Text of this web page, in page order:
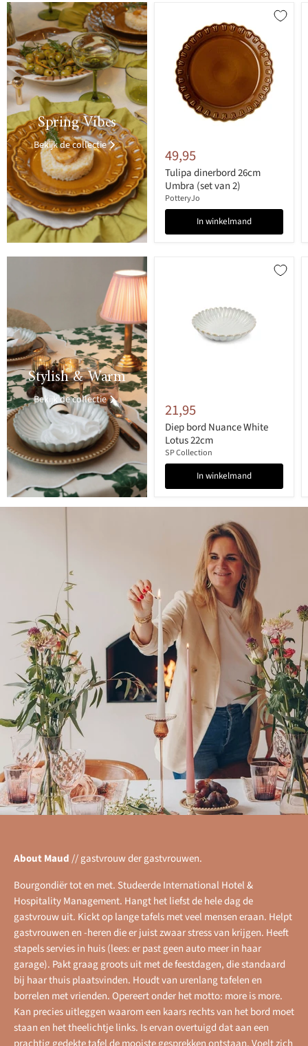
>
Spring Vibes
Bekijk de collectie
49,95
Tulipa dinerbord 26cm
Umbra (set van 2)
PotteryJo
In winkelmand
Stylish & Warm
Bekijk de collectie
21,95
Diep bord Nuance White
Lotus 22cm
SP Collection
In winkelmand
About Maud//gastvrouw der gastvrouwen.
Bourgondiër tot en met. Studeerde International Hotel &
Hospitality Management. Hangt het liefst de hele dag de
gastvrouw uit. Kickt op lange tafels met veel mensen eraan. Helpt
gastvrouwen en -heren die er juist zwaar stress van krijgen. Heeft
stapels servies in huis (lees: er past geen auto meer in haar
garage). Pakt graag groots uit met de feestdagen, die standaard
bij haar thuis plaatsvinden. Houdt van urenlang tafelen en
borrelen met vrienden. Opereert onder het motto: more is more.
Kan precies uitleggen waarom een kaars rechts van het bord moet
staan en het theelichtje links. Is ervan overtuigd dat aan een